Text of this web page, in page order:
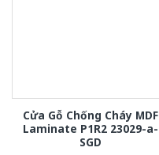
Cửa Gỗ Chống Cháy MDF
Laminate P1R2 23029-a-
SGD